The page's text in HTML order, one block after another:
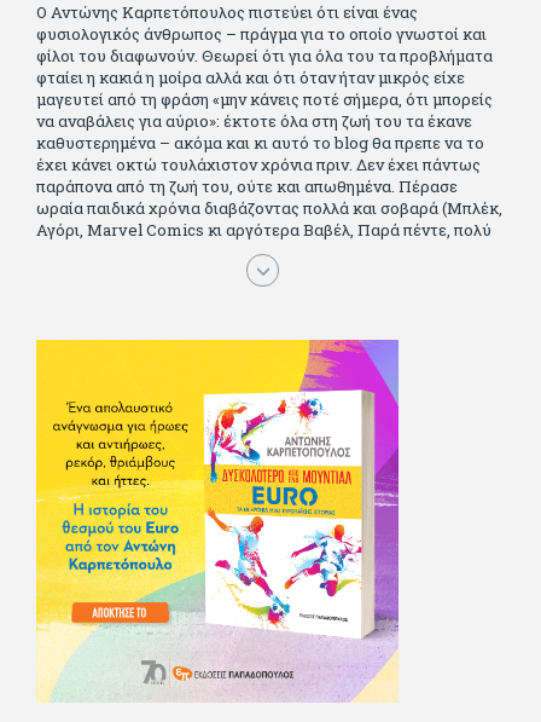
Ο Αντώνης Καρπετόπουλος πιστεύει ότι είναι ένας
φυσιολογικός άνθρωπος – πράγμα για το οποίο γνωστοί και
φίλοι του διαφωνούν. Θεωρεί ότι για όλα του τα προβλήματα
φταίει η κακιά η μοίρα αλλά και ότι όταν ήταν μικρός είχε
μαγευτεί από τη φράση «μην κάνεις ποτέ σήμερα, ότι μπορείς
να αναβάλεις για αύριο»: έκτοτε όλα στη ζωή του τα έκανε
καθυστερημένα – ακόμα και κι αυτό το blog θα πρεπε να το
έχει κάνει οκτώ τουλάχιστον χρόνια πριν. Δεν έχει πάντως
παράπονα από τη ζωή του, ούτε και απωθημένα. Πέρασε
ωραία παιδικά χρόνια διαβάζοντας πολλά και σοβαρά (Μπλέκ,
Αγόρι, Μarvel Comics κι αργότερα Βαβέλ, Παρά πέντε, πολύ
Αλέξανδρο Δουμά και αρκετό Ιούλιο Βέρν πριν τον κερδίσουν
τα αστυνομικά), απέκτησε τους σωστούς φίλους κυρίως γιατί
ταινίες κι έγραφε και στο περιοδικό Σινεμά, είχε κάποιες
αισθηματικές περιπέτειες που σκόρπισαν γέλιο στους φίλους
του - αν όχι και στον ίδιο. Πήγε στρατό κανονικά στα σύνορα
και διατήρησε μια καλή σχέση με την οικογένεια του, την
οποία αισθάνεται πως διάφορες φορές έφερε σε δύσκολη
θέση. Κείμενο με την υπογραφή του πρωτοδημοσιεύτηκε στο
Φίλαθλο το 1992. Επέστρεψε οριστικά στην Ελλάδα το 1998,
δούλεψε για πολλούς (αφού δυσκολεύεται να πει όχι), και
κάποιοι, αν όχι και όλοι, τον πλήρωσαν κι έμειναν και
ευχαριστημένοι από τη συνεργασία. Σήμερα πλέον εργάζεται
στον Sport Fm (όπου έχει κλείσει εικοσαετία) και στη
Sportday. Επαίρεται ότι λίγοι έχουν δει περισσότερο
ποδόσφαιρο από τον ίδιο και θεωρεί τον εαυτό του τυχερό
γιατί είναι μέλος της γενιάς που απόλαυσε τους μεγαλύτερους
σε όλα τα σπορ. Δεν είναι παντρεμένος, αλλά θαυμάζει όσους
βρίσκουν το κουράγιο να το κάνουν. Αντίθετα από πολλούς
φίλους του δεν πληρώνει διατροφές. Ελπίζει ότι δεν έχει
παιδιά. Απειλεί ότι θα γράφει όσο υπάρχουν άνθρωποι που